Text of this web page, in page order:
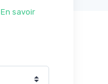
En savoir